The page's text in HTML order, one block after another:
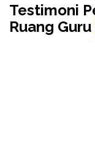
Testimoni
Ruang Guru